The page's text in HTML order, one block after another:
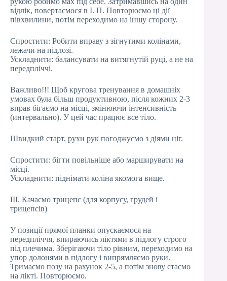
відлік, повертаємося в І. П. Повторюємо ці дії
півхвилини, потім переходимо на іншу сторону.
Спростити: Робити вправу з зігнутими колінами,
лежачи на підлозі.
Ускладнити: балансувати на витягнутій руці, а не на
передпліччі.
Важливо!!! Щоб кругова тренування в домашніх
умовах була більш продуктивною, після кожних 2-3
вправ бігаємо на місці, змінюючи інтенсивність
(интервально). У цей час працює все тіло.
Швидкий старт, рухи рук погоджуємо з діями ніг.
Спростити: бігти повільніше або марширувати на
місці.
Ускладнити: піднімати коліна якомога вище.
III. Качаємо трицепс (для корпусу, грудей і
трицепсів)
У позиції прямої планки опускаємося на
передпліччя, впираючись ліктями в підлогу строго
під плечима. Зберігаючи тіло рівним, переходимо на
упор долонями в підлогу і випрямляємо руки.
Тримаємо позу на рахунок 2-5, а потім знову стаємо
на лікті. Повторюємо.